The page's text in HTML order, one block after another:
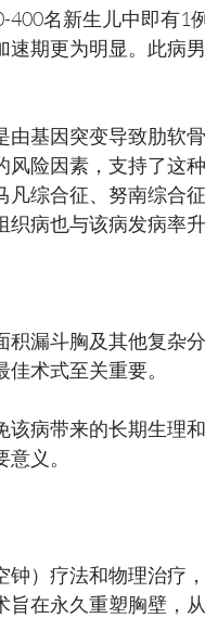
名新生儿中即有1
期更为明显。此病
基因突变导致肋软
险因素，支持了这
综合征、努南综合
病也与该病发病率升
漏斗胸及其他复杂
术式至关重要。
病带来的长期生理
义。
）疗法和物理治疗
在永久重塑胸壁，